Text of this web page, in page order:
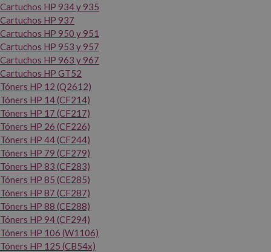
Cartuchos HP 934 y 935
Cartuchos HP 937
Cartuchos HP 950 y 951
Cartuchos HP 953 y 957
Cartuchos HP 963 y 967
Cartuchos HP GT52
Tóners HP 12 (Q2612)
Tóners HP 14 (CF214)
Tóners HP 17 (CF217)
Tóners HP 26 (CF226)
Tóners HP 44 (CF244)
Tóners HP 79 (CF279)
Tóners HP 83 (CF283)
Tóners HP 85 (CE285)
Tóners HP 87 (CF287)
Tóners HP 88 (CE288)
Tóners HP 94 (CF294)
Tóners HP 106 (W1106)
Tóners HP 125 (CB54x)